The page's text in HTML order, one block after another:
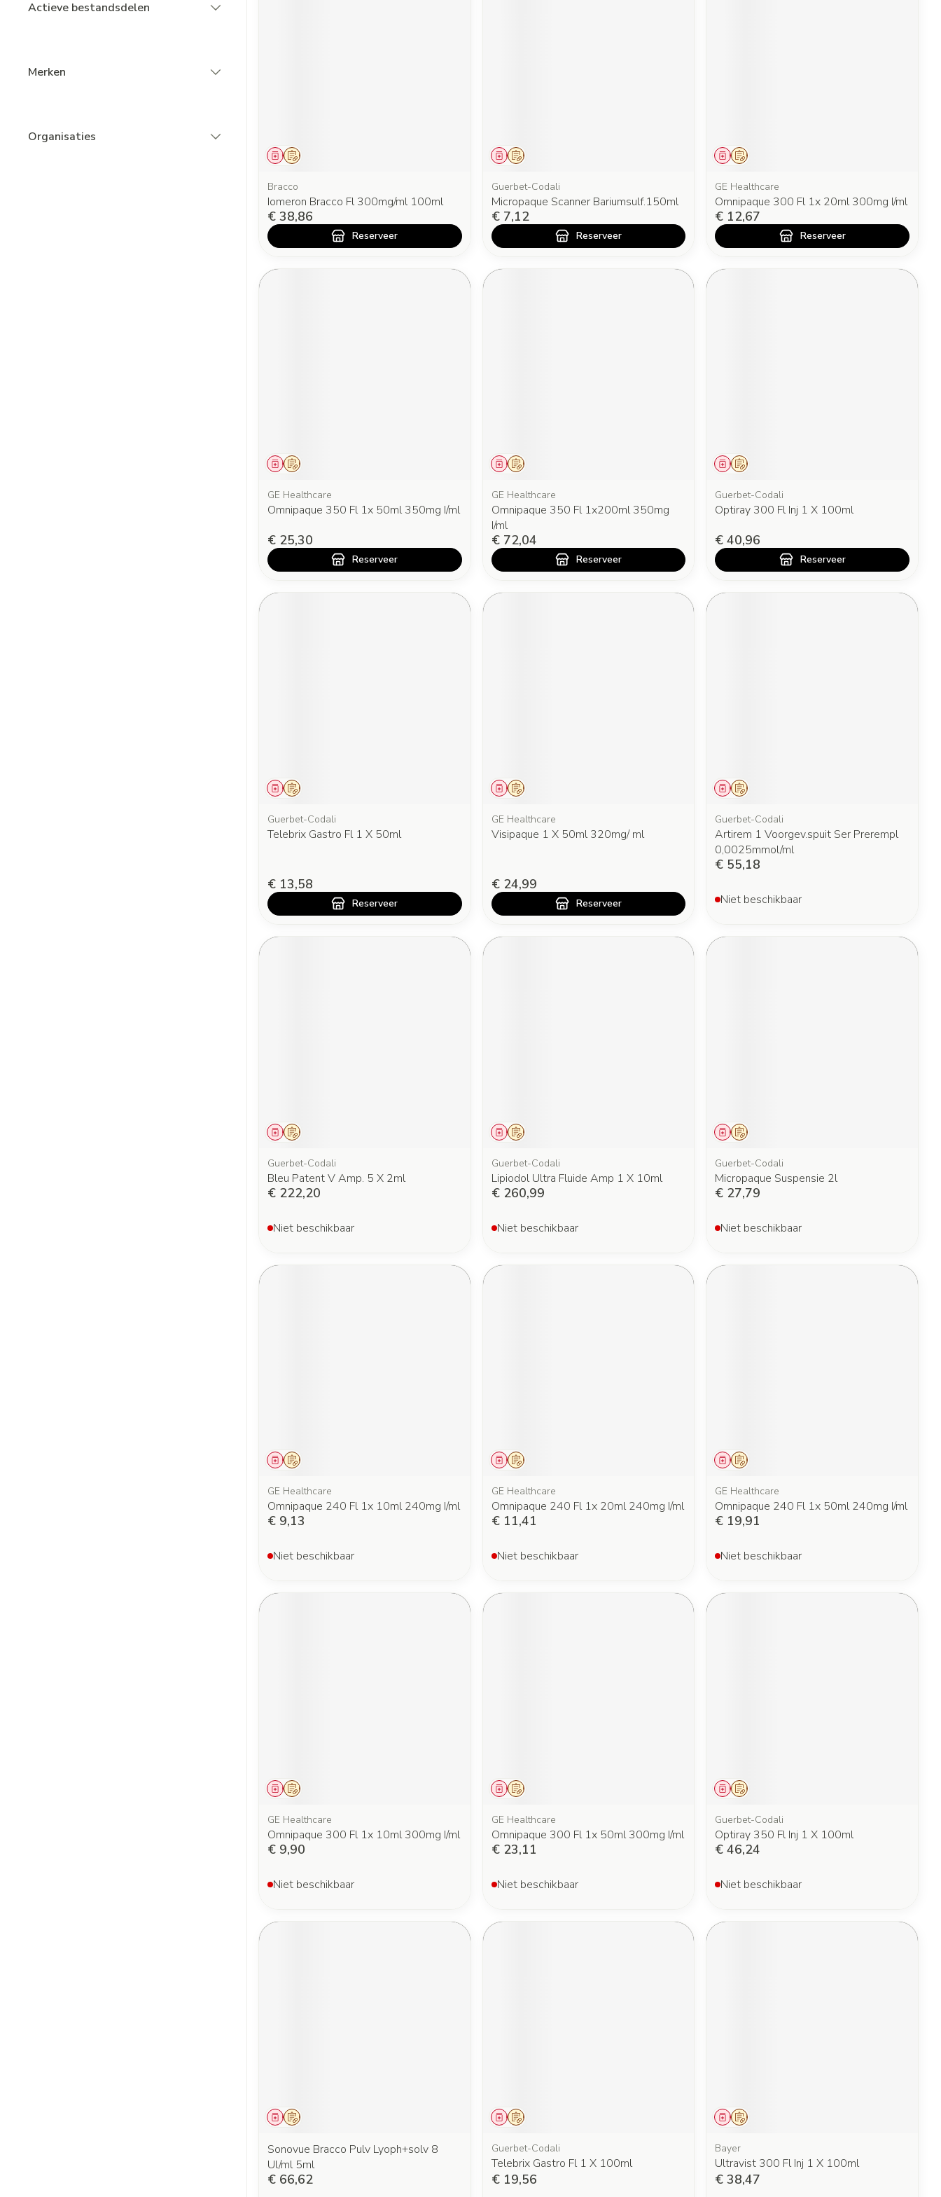
Actieve bestandsdelen
Merken
Organisaties
Op voorschrift
Geneesmiddel
Bracco
Iomeron Bracco Fl 300mg/ml 100ml
€ 38,86
Reserveer
Op voorschrift
Geneesmiddel
Guerbet-Codali
Micropaque Scanner Bariumsulf.150ml
€ 7,12
Reserveer
Op voorschrift
Geneesmiddel
GE Healthcare
Omnipaque 300 Fl 1x 20ml 300mg I/ml
€ 12,67
Reserveer
Op voorschrift
Geneesmiddel
GE Healthcare
Omnipaque 350 Fl 1x 50ml 350mg I/ml
€ 25,30
Reserveer
Op voorschrift
Geneesmiddel
GE Healthcare
Omnipaque 350 Fl 1x200ml 350mg
I/ml
€ 72,04
Reserveer
Op voorschrift
Geneesmiddel
Guerbet-Codali
Optiray 300 Fl Inj 1 X 100ml
€ 40,96
Reserveer
Op voorschrift
Geneesmiddel
Guerbet-Codali
Telebrix Gastro Fl 1 X 50ml
€ 13,58
Reserveer
Op voorschrift
Geneesmiddel
GE Healthcare
Visipaque 1 X 50ml 320mg/ ml
€ 24,99
Reserveer
Op voorschrift
Geneesmiddel
Guerbet-Codali
Artirem 1 Voorgev.spuit Ser Prerempl
0,0025mmol/ml
€ 55,18
Niet beschikbaar
Op voorschrift
Geneesmiddel
Guerbet-Codali
Bleu Patent V Amp. 5 X 2ml
€ 222,20
Niet beschikbaar
Op voorschrift
Geneesmiddel
Guerbet-Codali
Lipiodol Ultra Fluide Amp 1 X 10ml
€ 260,99
Niet beschikbaar
Op voorschrift
Geneesmiddel
Guerbet-Codali
Micropaque Suspensie 2l
€ 27,79
Niet beschikbaar
Op voorschrift
Geneesmiddel
GE Healthcare
Omnipaque 240 Fl 1x 10ml 240mg I/ml
€ 9,13
Niet beschikbaar
Op voorschrift
Geneesmiddel
GE Healthcare
Omnipaque 240 Fl 1x 20ml 240mg I/ml
€ 11,41
Niet beschikbaar
Op voorschrift
Geneesmiddel
GE Healthcare
Omnipaque 240 Fl 1x 50ml 240mg I/ml
€ 19,91
Niet beschikbaar
Op voorschrift
Geneesmiddel
GE Healthcare
Omnipaque 300 Fl 1x 10ml 300mg I/ml
€ 9,90
Niet beschikbaar
Op voorschrift
Geneesmiddel
GE Healthcare
Omnipaque 300 Fl 1x 50ml 300mg I/ml
€ 23,11
Niet beschikbaar
Op voorschrift
Geneesmiddel
Guerbet-Codali
Optiray 350 Fl Inj 1 X 100ml
€ 46,24
Niet beschikbaar
Op voorschrift
Geneesmiddel
Sonovue Bracco Pulv Lyoph+solv 8
Ul/ml 5ml
€ 66,62
Op voorschrift
Geneesmiddel
Guerbet-Codali
Telebrix Gastro Fl 1 X 100ml
€ 19,56
Op voorschrift
Geneesmiddel
Bayer
Ultravist 300 Fl Inj 1 X 100ml
€ 38,47